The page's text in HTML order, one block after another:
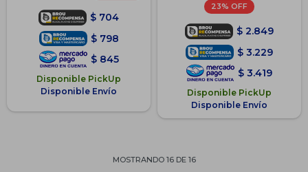
$ 704
$ 798
$ 845
Disponible PickUp
Disponible Envío
23
$ 2.849
$ 3.229
$ 3.419
Disponible PickUp
Disponible Envío
MOSTRANDO 16DE 16